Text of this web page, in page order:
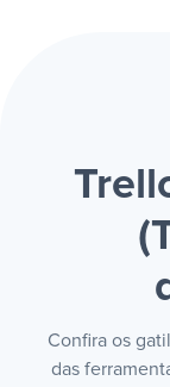
Confira os
das